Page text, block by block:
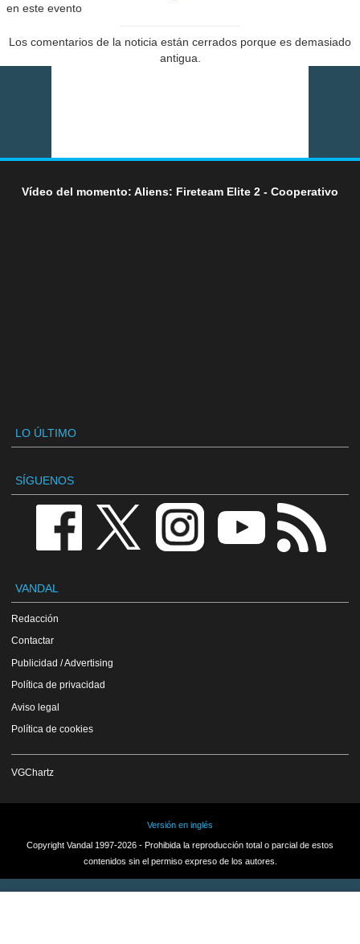
en este evento
Los comentarios de la noticia están cerrados porque es demasiado
antigua.
Vídeo del momento: Aliens: Fireteam Elite 2 - Cooperativo
LO ÚLTIMO
SÍGUENOS
VANDAL
Redacción
Contactar
Publicidad / Advertising
Política de privacidad
Aviso legal
Política de cookies
VGChartz
Versión en inglés
Copyright Vandal 1997-2026 - Prohibida la reproducción total o parcial de estos
contenidos sin el permiso expreso de los autores.